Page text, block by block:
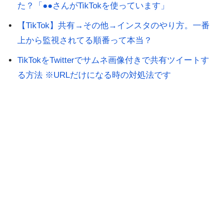
た？「●●さんがTikTokを使っています」
【TikTok】共有→その他→インスタのやり方。一番
上から監視されてる順番って本当？
TikTokをTwitterでサムネ画像付きで共有ツイートす
る方法 ※URLだけになる時の対処法です